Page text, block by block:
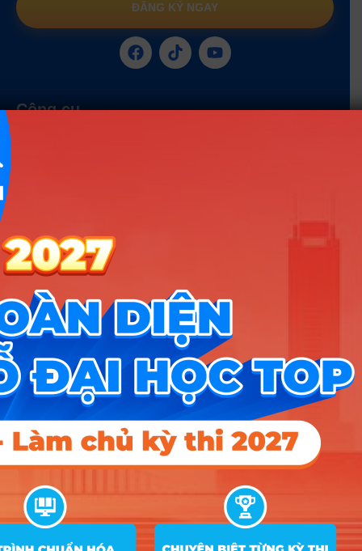
ĐĂNG KÝ NGAY
Công cụ
Tin tuyển sinh Đại học
Về chúng tôi
Liên hệ
Điều khoản dịch vụ
Chính sách bảo mật